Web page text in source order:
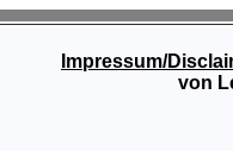
Impressum/
von